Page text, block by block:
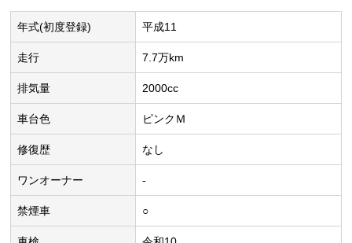
年式(初度登録) 平成11
走行 7.7万km
排気量 2000cc
車台色 ピンクＭ
修復歴 なし
ワンオーナー -
禁煙車 ○